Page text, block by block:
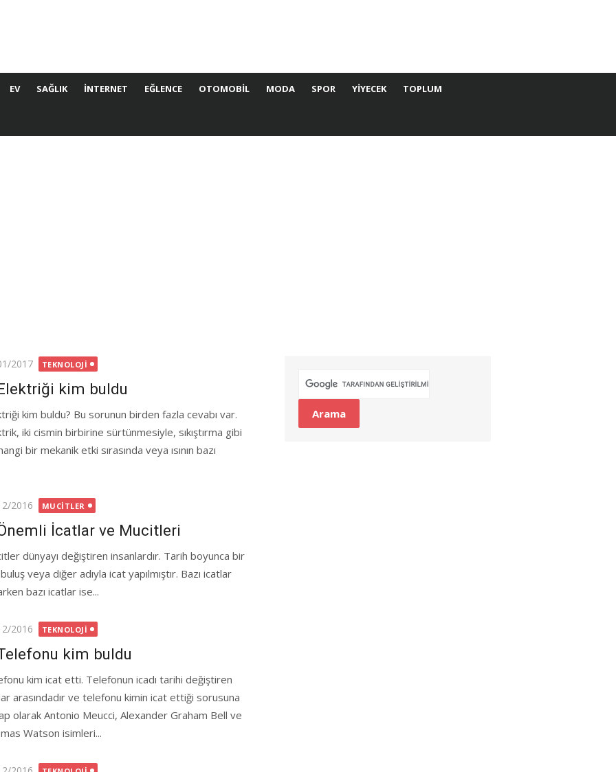
EV SAĞLIK İNTERNET EĞLENCE OTOMOBIL MODA SPOR YIYECEK TOPLUM
2017 TEKNOLOJI
kim buldu
kim buldu? Bu sorunun birden fazla cevabı var.
iki cismin birbirine sürtünmesiyle, sıkıştırma gibi
bir mekanik etki sırasında veya ısının bazı
2016 MUCITLER
İcatlar ve Mucitleri
dünyayı değiştiren insanlardır. Tarih boyunca bir
veya diğer adıyla icat yapılmıştır. Bazı icatlar
bazı icatlar ise...
2016 TEKNOLOJI
kim buldu
kim icat etti. Telefonun icadı tarihi değiştiren
arasındadır ve telefonu kimin icat ettiği sorusuna
olarak Antonio Meucci, Alexander Graham Bell ve
Watson isimleri...